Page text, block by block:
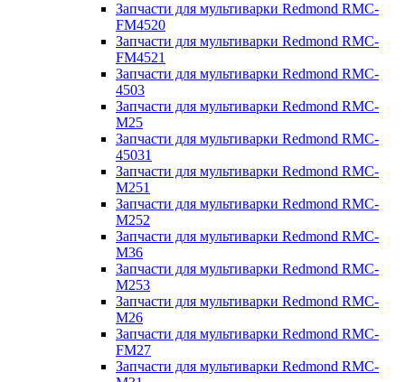
Запчасти для мультиварки Redmond RMC-
FM4520
Запчасти для мультиварки Redmond RMC-
FM4521
Запчасти для мультиварки Redmond RMC-
4503
Запчасти для мультиварки Redmond RMC-
M25
Запчасти для мультиварки Redmond RMC-
45031
Запчасти для мультиварки Redmond RMC-
M251
Запчасти для мультиварки Redmond RMC-
M252
Запчасти для мультиварки Redmond RMC-
M36
Запчасти для мультиварки Redmond RMC-
M253
Запчасти для мультиварки Redmond RMC-
M26
Запчасти для мультиварки Redmond RMC-
FM27
Запчасти для мультиварки Redmond RMC-